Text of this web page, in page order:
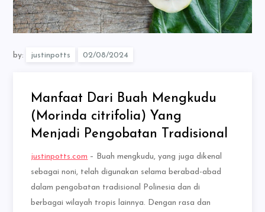
by: justinpotts
Manfaat Dari Buah Mengkudu
(Morinda citrifolia) Yang
Menjadi Pengobatan Tradisional
justinpotts.com – Buah mengkudu, yang juga dikenal
sebagai noni, telah digunakan selama berabad-abad
dalam pengobatan tradisional Polinesia dan di
berbagai wilayah tropis lainnya. Dengan rasa dan